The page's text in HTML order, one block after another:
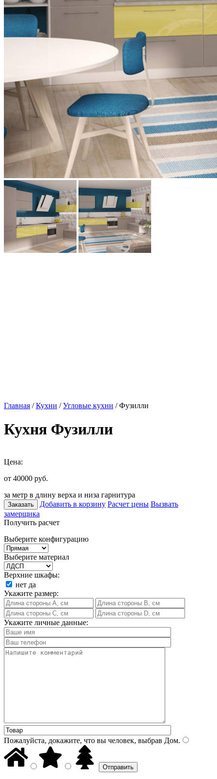
Главная /Кухни /Угловые кухни / Фузилли
Кухня Фузилли
Цена:
от 40000 руб.
за метр в длину верха и низа гарнитура
Заказать Добавить в корзину Расчет цены Вызвать
замерщика
Получить расчет
Выберите конфигурацию
Выберите материал
Верхние шкафы:
нет да
Укажите размер:
Укажите личные данные:
Пожалуйста, докажите, что вы человек, выбрав Дом.